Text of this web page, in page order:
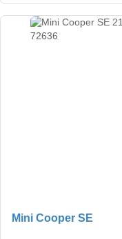
Mini Cooper SE